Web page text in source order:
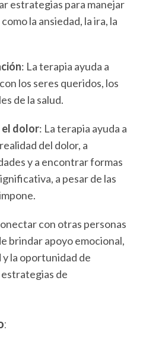
estrategias para manejar
la ansiedad, la ira, la
: La terapia ayuda a
los seres queridos, los
de la salud.
el dolor: La terapia ayuda a
del dolor, a
y a encontrar formas
a pesar de las
con otras personas
brindar apoyo emocional,
la oportunidad de
de
: